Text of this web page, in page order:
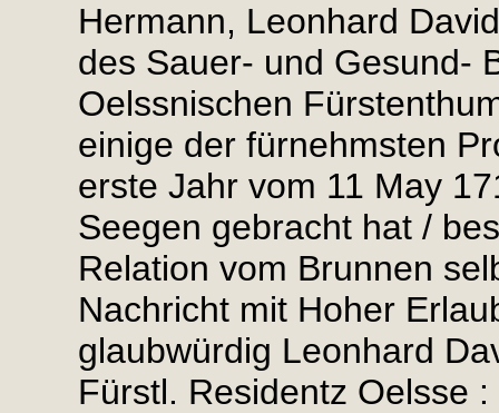
Hermann, Leonhard
des Sauer- und Gesund-
Oelssnischen
einige der fürnehmsten
erste Jahr vom 11 May
Seegen gebracht hat /
Relation vom Brunnen
Nachricht mit Hoher
glaubwürdig Leonhard
Fürstl. Residentz Oelsse